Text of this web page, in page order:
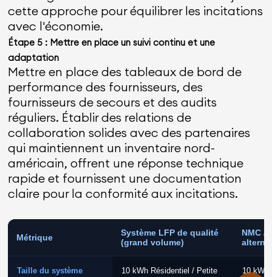
cette approche pour équilibrer les incitations
avec l'économie.
Étape 5 : Mettre en place un suivi continu et une
adaptation
Mettre en place des tableaux de bord de
performance des fournisseurs, des
fournisseurs de secours et des audits
réguliers. Établir des relations de
collaboration solides avec des partenaires
qui maintiennent un inventaire nord-
américain, offrent une réponse technique
rapide et fournissent une documentation
claire pour la conformité aux incitations.
Métrique
Système LFP de qualité
(grand volume)
NMC /
Taille du système
10 kWh Résidentiel / Petite
10 kWh